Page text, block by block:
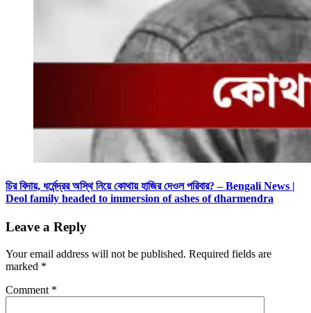
চির বিদায়, ধর্মেন্দ্রর অস্থি নিয়ে কোথায় হাজির দেওল পরিবার? – Bengali News |
Deol family headed to immersion of ashes of dharmendra
Leave a Reply
Your email address will not be published. Required fields are
marked *
Comment *